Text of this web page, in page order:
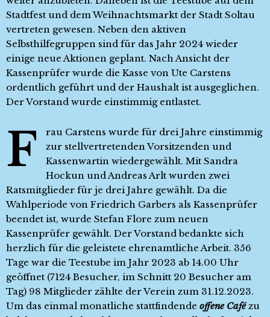
Stadtfest und dem Weihnachtsmarkt der Stadt Soltau
vertreten gewesen. Neben den aktiven
Selbsthilfegruppen sind für das Jahr 2024 wieder
einige neue Aktionen geplant. Nach Ansicht der
Kassenprüfer wurde die Kasse von Ute Carstens
ordentlich geführt und der Haushalt ist ausgeglichen.
Der Vorstand wurde einstimmig entlastet.
F
rau Carstens wurde für drei Jahre einstimmig
zur stellvertretenden Vorsitzenden und
Kassenwartin wiedergewählt. Mit Sandra
Hockun und Andreas Arlt wurden zwei
Ratsmitglieder für je drei Jahre gewählt. Da die
Wahlperiode von Friedrich Garbers als Kassenprüfer
beendet ist, wurde Stefan Flore zum neuen
Kassenprüfer gewählt. Der Vorstand bedankte sich
herzlich für die geleistete ehrenamtliche Arbeit. 356
Tage war die Teestube im Jahr 2023 ab 14.00 Uhr
geöffnet (7124 Besucher, im Schnitt 20 Besucher am
Tag) 98 Mitglieder zählte der Verein zum 31.12.2023.
Um das einmal monatliche stattfindende offene Cafézu